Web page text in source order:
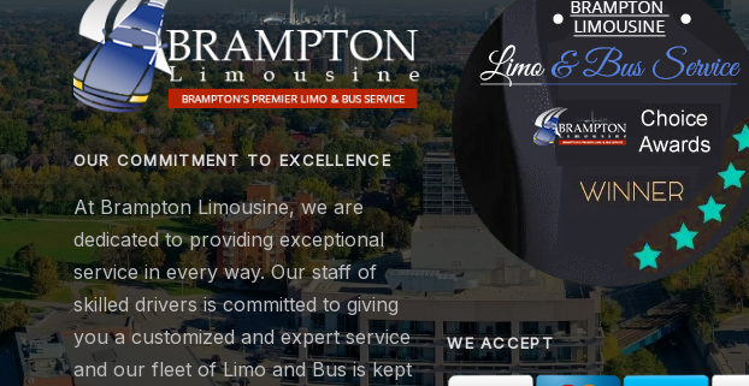
OUR COMMITMENT TO EXCELLENCE
At Brampton Limousine, we are
dedicated to providing exceptional
service in every way. Our staff of
skilled drivers is committed to giving
you a customized and expert service
and our fleet of Limo and Bus is kept
WE ACCEPT